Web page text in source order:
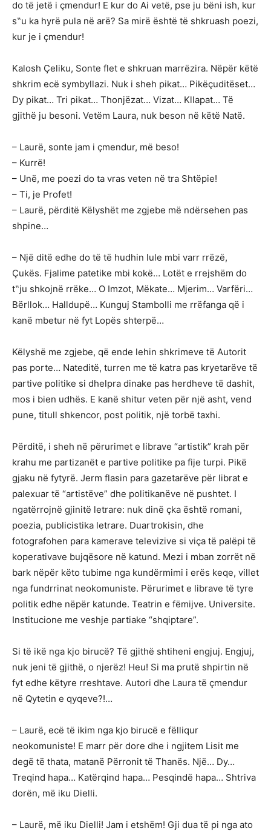
do të jetë i çmendur! E kur do Ai vetë, pse ju bëni ish, kur
s‟u ka hyrë pula në arë? Sa mirë është të shkruash poezi,
kur je i çmendur!
Kalosh Çeliku, Sonte flet e shkruan marrëzira. Nëpër këtë
shkrim ecë symbyllazi. Nuk i sheh pikat… Pikëçuditëset…
Dy pikat… Tri pikat… Thonjëzat… Vizat… Kllapat… Të
gjithë ju besoni. Vetëm Laura, nuk beson në këtë Natë.
– Laurë, sonte jam i çmendur, më beso!
– Kurrë!
– Unë, me poezi do ta vras veten në tra Shtëpie!
– Ti, je Profet!
– Laurë, përditë Këlyshët me zgjebe më ndërsehen pas
shpine…
– Një ditë edhe do të të hudhin lule mbi varr rrëzë,
Çukës. Fjalime patetike mbi kokë… Lotët e rrejshëm do
t‟ju shkojnë rrëke… O Imzot, Mëkate… Mjerim… Varfëri…
Bërllok… Halldupë… Kunguj Stambolli me rrëfanga që i
kanë mbetur në fyt Lopës shterpë…
Këlyshë me zgjebe, që ende lehin shkrimeve të Autorit
pas porte… Nateditë, turren me të katra pas kryetarëve të
partive politike si dhelpra dinake pas herdheve të dashit,
mos i bien udhës. E kanë shitur veten për një asht, vend
pune, titull shkencor, post politik, një torbë taxhi.
Përditë, i sheh në përurimet e librave “artistik” krah për
krahu me partizanët e partive politike pa fije turpi. Pikë
gjaku në fytyrë. Jerm flasin para gazetarëve për librat e
palexuar të “artistëve” dhe politikanëve në pushtet. I
ngatërrojnë gjinitë letrare: nuk dinë çka është romani,
poezia, publicistika letrare. Duartrokisin, dhe
fotografohen para kamerave televizive si viça të palëpi të
koperativave bujqësore në katund. Mezi i mban zorrët në
bark nëpër këto tubime nga kundërmimi i erës keqe, villet
nga fundrrinat neokomuniste. Përurimet e librave të tyre
politik edhe nëpër katunde. Teatrin e fëmijve. Universite.
Institucione me veshje partiake “shqiptare”.
Si të ikë nga kjo birucë? Të gjithë shtiheni engjuj. Engjuj,
nuk jeni të gjithë, o njerëz! Heu! Si ma prutë shpirtin në
fyt edhe këtyre rreshtave. Autori dhe Laura të çmendur
në Qytetin e qyqeve?!…
– Laurë, ecë të ikim nga kjo birucë e fëlliqur
neokomuniste! E marr për dore dhe i ngjitem Lisit me
degë të thata, matanë Përronit të Thanës. Një… Dy…
Treqind hapa… Katërqind hapa… Pesqindë hapa… Shtriva
dorën, më iku Dielli.
– Laurë, më iku Dielli! Jam i etshëm! Gji dua të pi nga ato